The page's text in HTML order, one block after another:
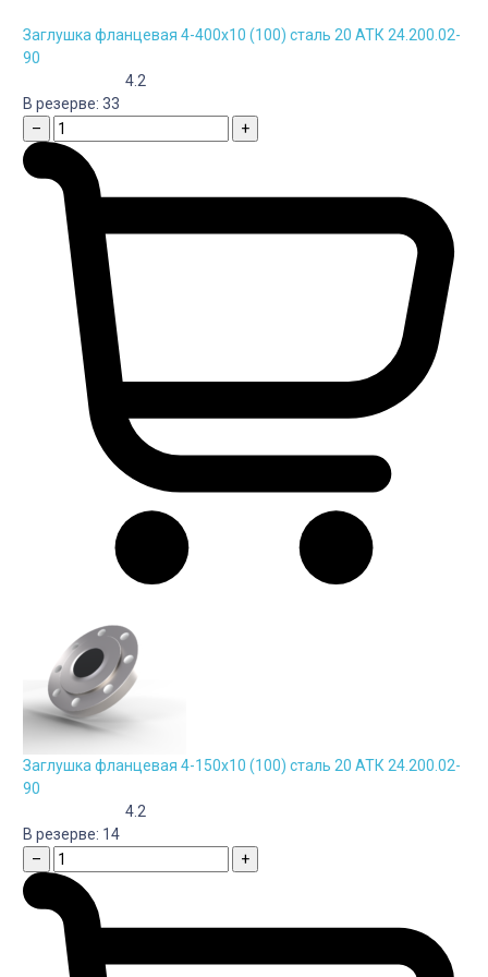
Заглушка фланцевая 4-400х10 (100) сталь 20 АТК 24.200.02-
90
4.2
В резерве: 33
–
+
Заглушка фланцевая 4-150х10 (100) сталь 20 АТК 24.200.02-
90
4.2
В резерве: 14
–
+